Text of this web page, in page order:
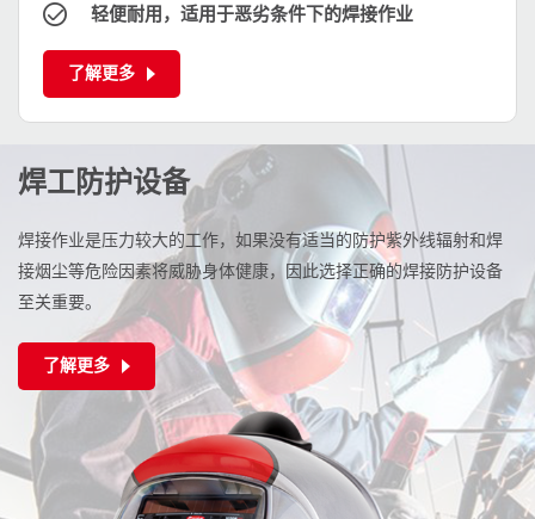
轻便耐用，适用于恶劣条件下的焊接作业
了解更多
焊工防护设备
焊接作业是压力较大的工作，如果没有适当的防护紫外线辐射和焊
接烟尘等危险因素将威胁身体健康，因此选择正确的焊接防护设备
至关重要。
了解更多